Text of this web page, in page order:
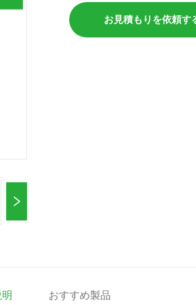
お見積もりを依頼す
おすすめ製品